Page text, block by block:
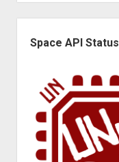
Space API Status